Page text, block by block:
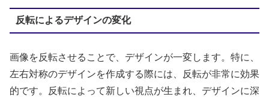
反転によるデザインの変化
画像を反転させることで、デザインが一変します。特に、
左右対称のデザインを作成する際には、反転が非常に効果
的です。反転によって新しい視点が生まれ、デザインに深